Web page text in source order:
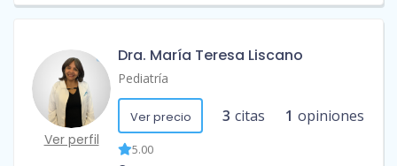
Ver perfil
Dra. María Teresa Liscano
Pediatría
Ver precio 3 citas 1 opiniones
5.00